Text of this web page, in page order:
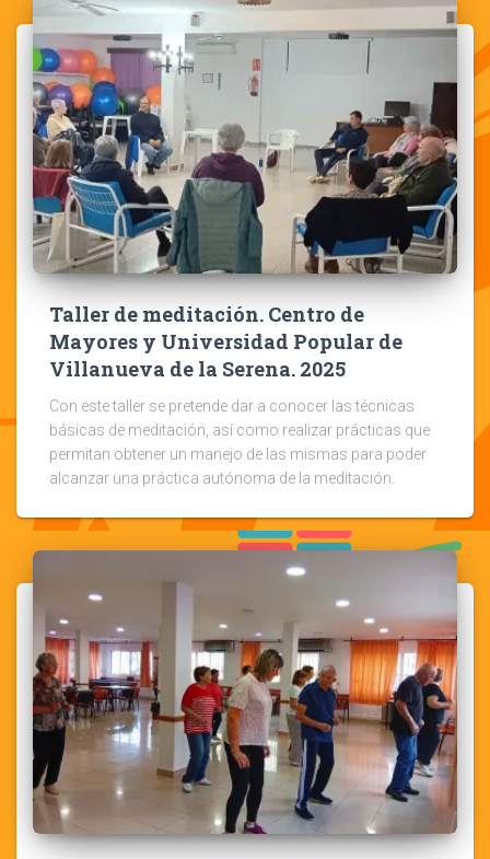
Taller de meditación. Centro de
Mayores y Universidad Popular de
Villanueva de la Serena. 2025
Con este taller se pretende dar a conocer las técnicas
básicas de meditación, así como realizar prácticas que
permitan obtener un manejo de las mismas para poder
alcanzar una práctica autónoma de la meditación.